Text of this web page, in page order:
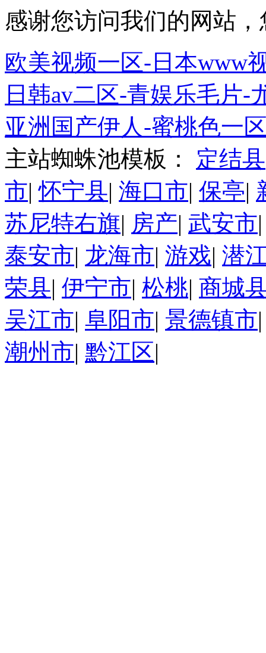
感谢您访问我们的网站
欧美视频一区-日本www
日韩av二区-青娱乐毛片-
亚洲国产伊人-蜜桃色一
主站蜘蛛池模板： 定结县
市|怀宁县| 海口市| 保亭|
苏尼特右旗| 房产| 武安市
泰安市| 龙海市| 游戏| 潜
荣县| 伊宁市| 松桃| 商城
吴江市| 阜阳市| 景德镇市
潮州市| 黔江区|